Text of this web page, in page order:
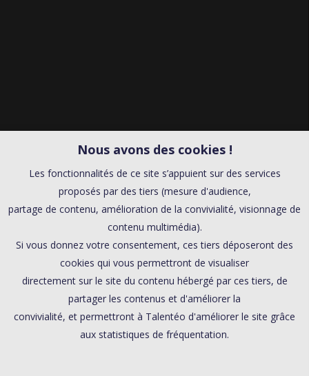
Nous avons des cookies !
Les fonctionnalités de ce site s’appuient sur des services
proposés par des tiers (mesure d'audience,
partage de contenu, amélioration de la convivialité, visionnage de
contenu multimédia).
Si vous donnez votre consentement, ces tiers déposeront des
cookies qui vous permettront de visualiser
directement sur le site du contenu hébergé par ces tiers, de
partager les contenus et d'améliorer la
convivialité, et permettront à Talentéo d'améliorer le site grâce
aux statistiques de fréquentation.